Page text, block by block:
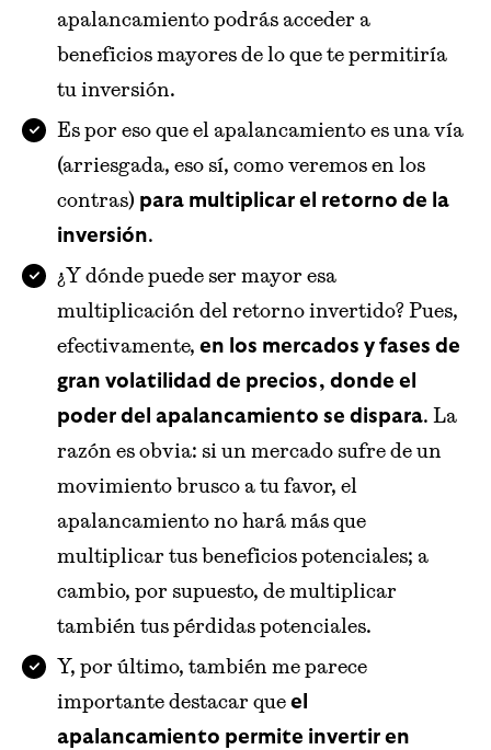
apalancamiento podrás acceder a
beneficios mayores de lo que te permitiría
tu inversión.
Es por eso que el apalancamiento es una vía
(arriesgada, eso sí, como veremos en los
contras) para multiplicar el retorno de la
inversión.
¿Y dónde puede ser mayor esa
multiplicación del retorno invertido? Pues,
efectivamente, en los mercados y fases de
gran volatilidad de precios, donde el
poder del apalancamiento se dispara. La
razón es obvia: si un mercado sufre de un
movimiento brusco a tu favor, el
apalancamiento no hará más que
multiplicar tus beneficios potenciales; a
cambio, por supuesto, de multiplicar
también tus pérdidas potenciales.
Y, por último, también me parece
importante destacar que el
apalancamiento permite invertir en